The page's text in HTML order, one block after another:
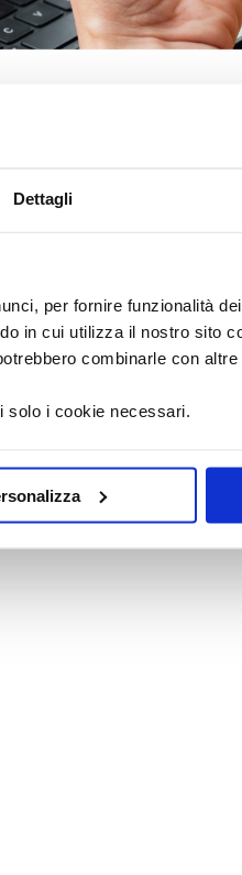
Dettagli
per fornire funzionalità
in cui utilizza il nostro sito
combinarle con
solo i cookie necessari.